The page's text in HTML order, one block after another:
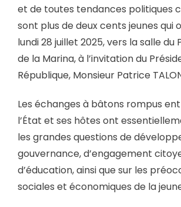
et de toutes tendances politiques
sont plus de deux cents jeunes qui
lundi 28 juillet 2025, vers la salle du
de la Marina, à l’invitation du
République, Monsieur Patrice
Les échanges à bâtons rompus
l’État et ses hôtes ont
les grandes questions de
gouvernance, d’engagement
d’éducation, ainsi que sur les
sociales et économiques de la